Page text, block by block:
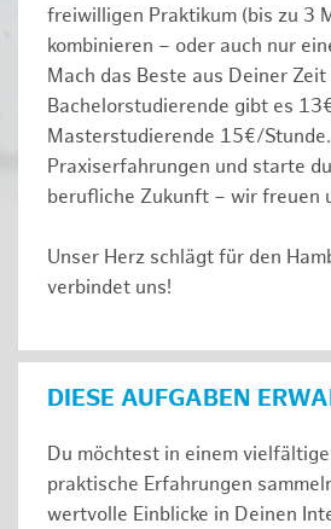
freiwilligen Praktikum (bis zu 3
kombinieren – oder auch nur
Mach das Beste aus Deiner Zeit
Bachelorstudierende gibt es
Masterstudierende 15€/
Praxiserfahrungen und starte
berufliche Zukunft – wir freuen
Unser Herz schlägt für den
verbindet uns!
DIESE AUFGABEN
Du möchtest in einem
praktische Erfahrungen
wertvolle Einblicke in Deinen